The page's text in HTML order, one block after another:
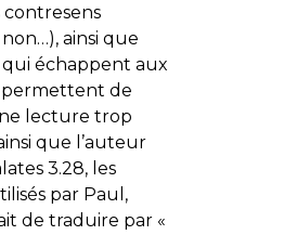
ainsi que
échappent aux
de
lecture trop
que l’auteur
3.28, les
par Paul,
de traduire par «